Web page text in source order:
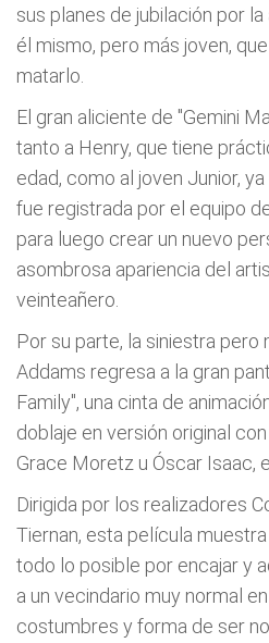
sus planes de jubilación por
él mismo, pero más joven,
matarlo.
El gran aliciente de "Gemini
tanto a Henry, que tiene
edad, como al joven Junior,
fue registrada por el equipo
para luego crear un nuevo
asombrosa apariencia del
veinteañero.
Por su parte, la siniestra pero
Addams regresa a la gran
Family", una cinta de
doblaje en versión original
Grace Moretz u Óscar Isaac,
Dirigida por los realizadores
Tiernan, esta película
todo lo posible por encajar y
a un vecindario muy normal
costumbres y forma de ser